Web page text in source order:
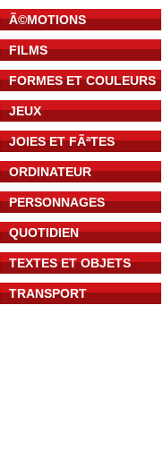
Ã©MOTIONS
FILMS
FORMES ET COULEURS
JEUX
JOIES ET FÃªTES
ORDINATEUR
PERSONNAGES
QUOTIDIEN
TEXTES ET OBJETS
TRANSPORT